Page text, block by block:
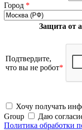
Город *
Защита от
Подтвердите,
что вы не робот*
Хочу получать
Group
Даю
Политика обработки